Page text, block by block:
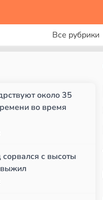
Все рубрики
около 35
во время
с высоты